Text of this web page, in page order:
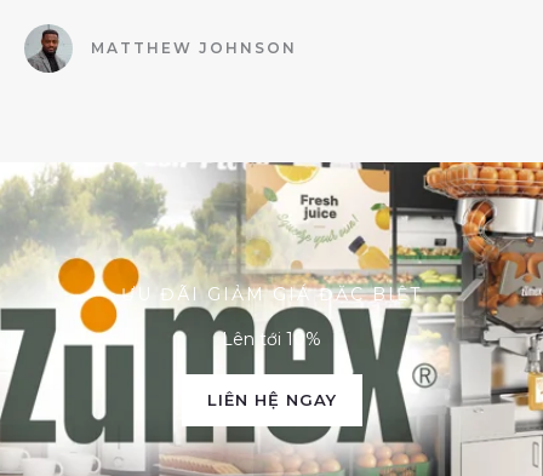
MATTHEW JOHNSON
ƯU ĐÃI GIẢM GIÁ ĐẶC BIỆT
Lên tới 10%
LIÊN HỆ NGAY